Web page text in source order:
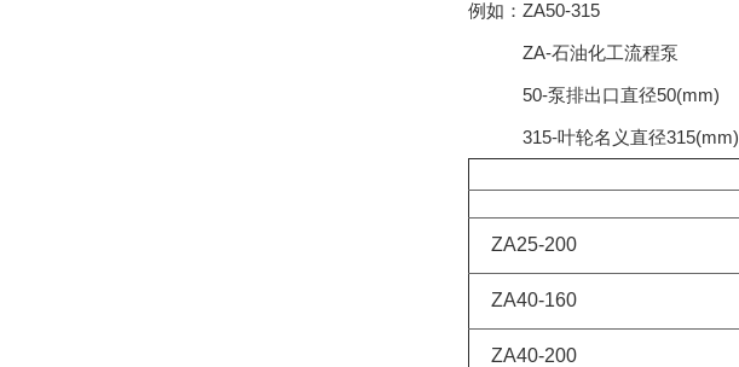
例如：ZA50-315
ZA-石油化工流程泵
50-泵排出口直径50(mm)
315-叶轮名义直径315(mm)
ZA25-200
ZA40-160
ZA40-200